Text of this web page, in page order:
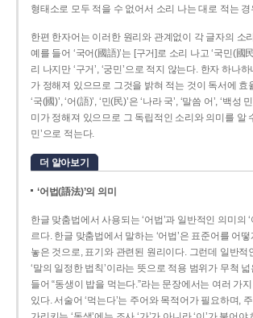
형태소로 모두 적을 수 없어서 소리 나는 대로 적는 경
한편 한자어는 이러한 원리와 관계없이 각 글자의 소
예를 들어 ‘국어(國語)’는 [구거]로 소리 나고 ‘국민(國
리 나지만 ‘구거’, ‘궁민’으로 적지 않는다. 한자 하나
가 정해져 있으므로 그것을 밝혀 적는 것이 독서에 효
‘국(國)’, ‘어(語)’, ‘민(民)’은 ‘나라 국’, ‘말씀 어’, ‘백성
미가 정해져 있으므로 그 독립적인 소리와 의미를 알
민’으로 적는다.
더 알아보기
‘어법(語法)’의 의미
한글 맞춤법에서 사용되는 ‘어법’과 일반적인 의미의
르다. 한글 맞춤법에서 말하는 ‘어법’은 표준어를 어
놓은 것으로, 표기와 관련된 원리이다. 그런데 일반적
‘말의 일정한 법칙’이라는 뜻으로 적용 범위가 무척
들어 “동생이 밥을 먹는다.”라는 문장에서는 여러 가
있다. 서술어 ‘먹는다’는 주어와 목적어가 필요하며,